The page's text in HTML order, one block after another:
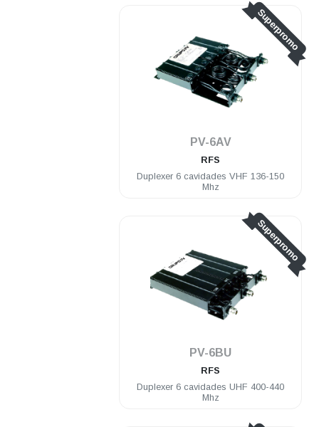
Superpromo
PV-6AV
RFS
Duplexer 6 cavidades VHF 136-150
Mhz
Superpromo
PV-6BU
RFS
Duplexer 6 cavidades UHF 400-440
Mhz